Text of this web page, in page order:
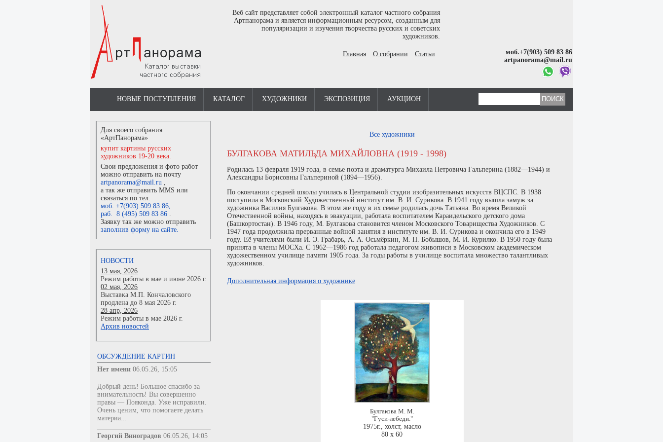
Веб сайт представляет собой электронный каталог частного собрания
Артпанорама и является информационным ресурсом, созданным для
популяризации и изучения творчества русских и советских
художников.
Главная О собрании Статьи
моб.+7(903) 509 83 86
artpanorama@mail.ru
НОВЫЕ ПОСТУПЛЕНИЯ КАТАЛОГ ХУДОЖНИКИ ЭКСПОЗИЦИЯ АУКЦИОН
Для своего собрания
«АртПанорама»
купит картины русских
художников 19-20 века.
Свои предложения и фото работ
можно отправить на почту
artpanorama@mail.ru ,
а так же отправить MMS или
связаться по тел.
моб. +7(903) 509 83 86,
раб. 8 (495) 509 83 86 .
Заявку так же можно отправить
заполнив форму на сайте.
НОВОСТИ
13 мая, 2026
Режим работы в мае и июне 2026 г.
02 мая, 2026
Выставка М.П. Кончаловского
продлена до 8 мая 2026 г.
28 апр, 2026
Режим работы в мае 2026 г.
Архив новостей
ОБСУЖДЕНИЕ КАРТИН
Нет имени 06.05.26, 15:05
Добрый день! Большое спасибо за
внимательность! Вы совершенно
правы — Пояконда. Уже исправили.
Очень ценим, что помогаете делать
материа...
Георгий Виноградов 06.05.26, 14:05
Все художники
БУЛГАКОВА МАТИЛЬДА МИХАЙЛОВНА (1919 - 1998)
Родилась 13 февраля 1919 года, в семье поэта и драматурга Михаила Петровича Гальперина (1882—1944) и
Александры Борисовны Гальпериной (1894—1956).
По окончании средней школы училась в Центральной студии изобразительных искусств ВЦСПС. В 1938
поступила в Московский Художественный институт им. В. И. Сурикова. В 1941 году вышла замуж за
художника Василия Булгакова. В этом же году в их семье родилась дочь Татьяна. Во время Великой
Отечественной войны, находясь в эвакуации, работала воспитателем Караидельского детского дома
(Башкортостан). В 1946 году, М. Булгакова становится членом Московского Товарищества Художников. С
1947 года продолжила прерванные войной занятия в институте им. В. И. Сурикова и окончила его в 1949
году. Её учителями были И. Э. Грабарь, А. А. Осьмёркин, М. П. Бобышов, М. И. Курилко. В 1950 году была
принята в члены МОСХа. С 1962—1986 год работала педагогом живописи в Московском академическом
художественном училище памяти 1905 года. За годы работы в училище воспитала множество талантливых
художников.
Дополнительная информация о художнике
Булгакова М. М.
"Гуси-лебеди."
1975г., холст, масло
80 x 60